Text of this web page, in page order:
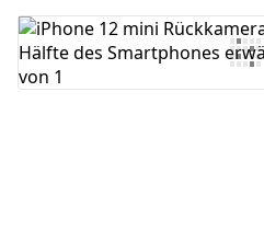
Kommentar hinzufügen